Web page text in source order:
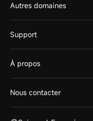
Autres domaines
Support
À propos
Nous contacter